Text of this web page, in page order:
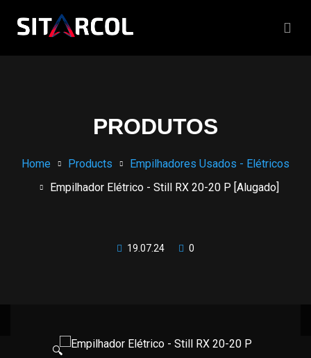
PRODUTOS
Home Products
Empilhadores Usados - Elétricos
Empilhador Elétrico - Still RX 20-20 P [Alugado]
19.07.24 0
🔍